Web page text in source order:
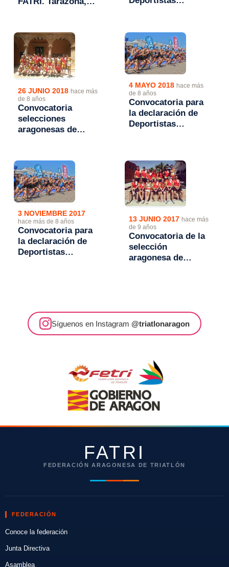
(DAAR) 2019
26 JUNIO 2018 hace más
de 8 años
Convocatoria
selecciones
aragonesas de
España de
Autonomías 2018
4 MAYO 2018 hace más
de 8 años
Convocatoria para
la declaración de
Deportistas
3 NOVIEMBRE 2017
hace más de 8 años
Convocatoria para
la declaración de
Deportistas
13 JUNIO 2017 hace más
de 9 años
Convocatoria de la
selección
aragonesa de
2017
Síguenos en Instagram @triatlonaragon
FATRI
FEDERACIÓN ARAGONESA DE TRIATLÓN
FEDERACIÓN
Conoce la federación
Junta Directiva
Asamblea